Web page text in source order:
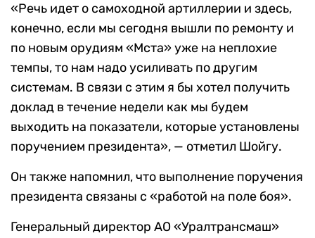
«Речь идет о самоходной артиллерии и здесь,
конечно, если мы сегодня вышли по ремонту и
по новым орудиям «Мста» уже на неплохие
темпы, то нам надо усиливать по другим
системам. В связи с этим я бы хотел получить
доклад в течение недели как мы будем
выходить на показатели, которые установлены
поручением президента», — отметил Шойгу.
Он также напомнил, что выполнение поручения
президента связаны с «работой на поле боя».
Генеральный директор АО «Уралтрансмаш»